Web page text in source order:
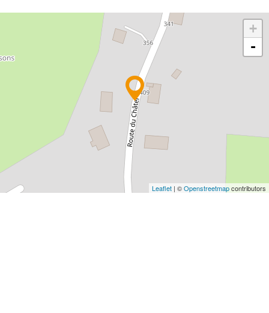
+
-
Leaflet | ©Openstreetmapcontributors